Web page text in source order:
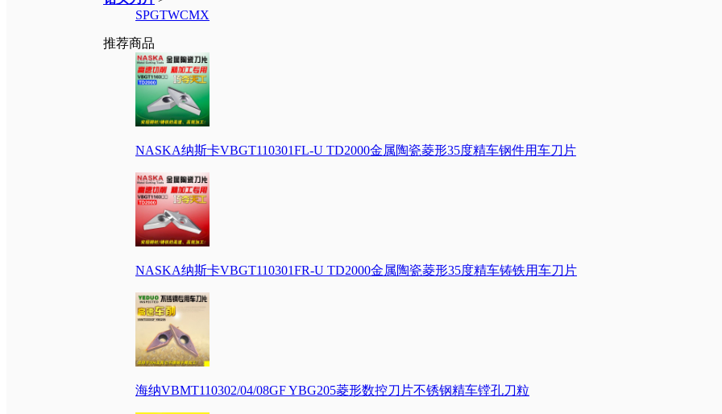
SPGTWCMX
推荐商品
NASKA纳斯卡VBGT110301FL-U TD2000金属陶瓷菱形35度精车钢件用车刀片
NASKA纳斯卡VBGT110301FR-U TD2000金属陶瓷菱形35度精车铸铁用车刀片
海纳VBMT110302/04/08GF YBG205菱形数控刀片不锈钢精车镗孔刀粒